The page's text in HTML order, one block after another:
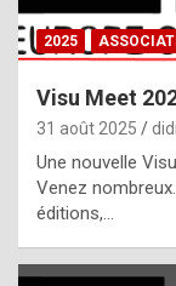
2025
Visu Meet
31 août 2025
Une nouvelle
Venez
éditions,…